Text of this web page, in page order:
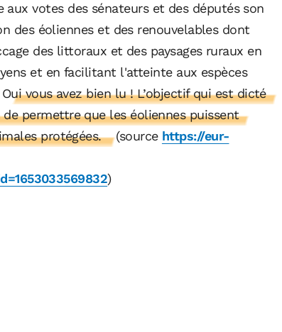
votes des sénateurs et des députés son
des éoliennes et des renouvelables dont
des littoraux et des paysages ruraux en
et en facilitant l'atteinte aux espèces
Oui vous avez bien lu ! L’objectif qui est dicté
permettre que les éoliennes puissent
protégées.
(source https://eur-
)